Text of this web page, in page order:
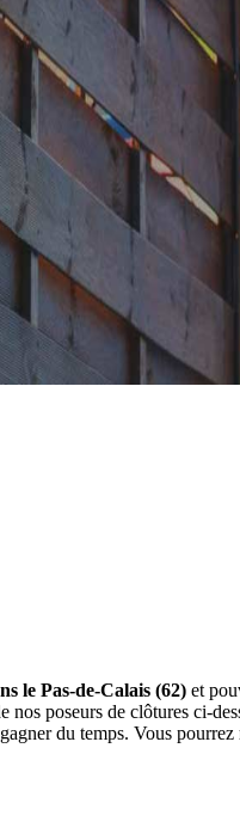
le Pas-de-Calais (62) et
poseurs de clôtures ci-
du temps. Vous